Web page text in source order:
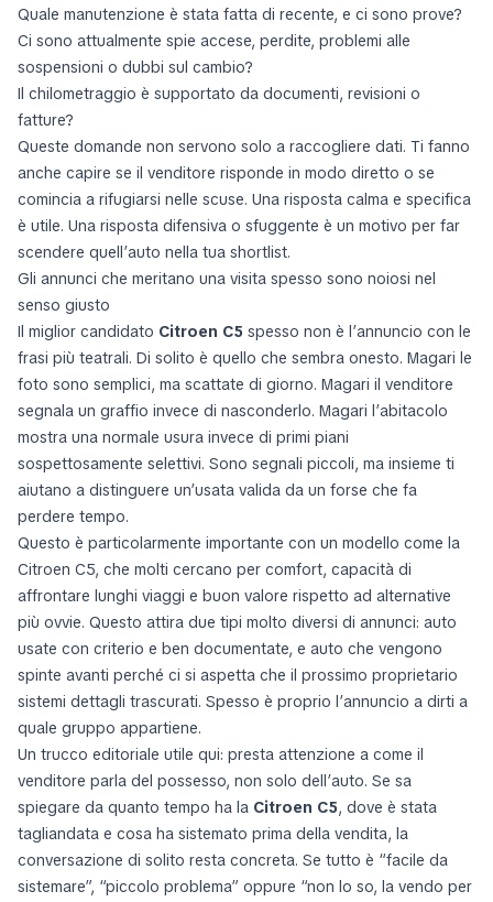
Quale manutenzione è stata fatta di recente, e ci sono prove?
Ci sono attualmente spie accese, perdite, problemi alle
sospensioni o dubbi sul cambio?
Il chilometraggio è supportato da documenti, revisioni o
fatture?
Queste domande non servono solo a raccogliere dati. Ti fanno
anche capire se il venditore risponde in modo diretto o se
comincia a rifugiarsi nelle scuse. Una risposta calma e specifica
è utile. Una risposta difensiva o sfuggente è un motivo per far
scendere quell’auto nella tua shortlist.
Gli annunci che meritano una visita spesso sono noiosi nel
senso giusto
Il miglior candidato Citroen C5 spesso non è l’annuncio con le
frasi più teatrali. Di solito è quello che sembra onesto. Magari le
foto sono semplici, ma scattate di giorno. Magari il venditore
segnala un graffio invece di nasconderlo. Magari l’abitacolo
mostra una normale usura invece di primi piani
sospettosamente selettivi. Sono segnali piccoli, ma insieme ti
aiutano a distinguere un’usata valida da un forse che fa
perdere tempo.
Questo è particolarmente importante con un modello come la
Citroen C5, che molti cercano per comfort, capacità di
affrontare lunghi viaggi e buon valore rispetto ad alternative
più ovvie. Questo attira due tipi molto diversi di annunci: auto
usate con criterio e ben documentate, e auto che vengono
spinte avanti perché ci si aspetta che il prossimo proprietario
sistemi dettagli trascurati. Spesso è proprio l’annuncio a dirti a
quale gruppo appartiene.
Un trucco editoriale utile qui: presta attenzione a come il
venditore parla del possesso, non solo dell’auto. Se sa
spiegare da quanto tempo ha la Citroen C5, dove è stata
tagliandata e cosa ha sistemato prima della vendita, la
conversazione di solito resta concreta. Se tutto è “facile da
sistemare”, “piccolo problema” oppure “non lo so, la vendo per